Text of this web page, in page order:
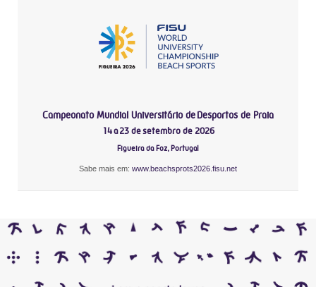
Campeonato Mundial Universitário de Desportos de Praia
14 a 23 de setembro de 2026
Figueira da Foz, Portugal
Sabe mais em: www.beachsprots2026.fisu.net